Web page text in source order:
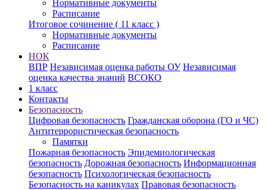
Нормативные документы
Расписание
Итоговое сочинение ( 11 класс )
Нормативные документы
Расписание
НОК
ВПР Независимая оценка работы ОУ Независимая
оценка качества знаний ВСОКО
1 класс
Контакты
Безопасность
Цифровая безопасность Гражданская оборона (ГО и ЧС)
Антитеррористическая безопасность
Памятки
Пожарная безопасность Эпидемиологическая
безопасность Дорожная безопасность Информационная
безопасность Психологическая безопасность
Безопасность на каникулах Правовая безопасность